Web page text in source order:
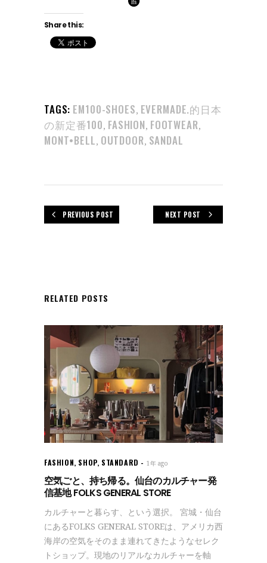
Share this:
TAGS: EM100-SHOES, EVERMADE.的日本
の新定番100, FASHION, FOOTWEAR,
MONT•BELL, OUTDOOR, SANDAL
PREVIOUS POST NEXT POST
RELATED POSTS
FASHION, SHOP, STANDARD 1年 ago
空気ごと、持ち帰る。仙台のカルチャー発
信基地 FOLKS GENERAL STORE
カルチャーと暮らす、という選択。 宮城・仙台
にあるFOLKS GENERAL STOREは、アメリカ西
海岸の空気をそのまま連れてきたようなセレク
トショップ。現地のリアルなカルチャーを軸